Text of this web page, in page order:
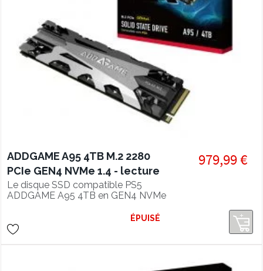
ADDGAME A95 4TB M.2 2280
PCIe GEN4 NVMe 1.4 - lecture
7400 Mo/s, SSD compatible PS5
Le disque SSD compatible PS5
ADDGAME A95 4TB en GEN4 NVMe
de 7400 Mo/s et un refroidissement
super efficace grâce à son heatsink
intégré.
979,99 €
ÉPUISÉ